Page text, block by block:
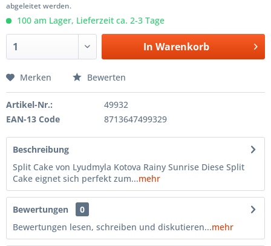
abgeleitet werden.
100 am Lager, Lieferzeit ca. 2-3 Tage
In Warenkorb
Merken Bewerten
Artikel-Nr.:
49932
EAN-13 Code
8713647499329
Beschreibung
Split Cake von Lyudmyla Kotova Rainy Sunrise Diese Split
Cake eignet sich perfekt zum...mehr
Bewertungen
0
Bewertungen lesen, schreiben und diskutieren...mehr